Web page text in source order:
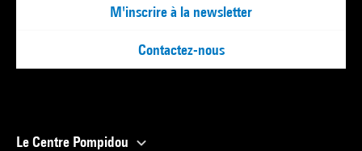
M'inscrire à la newsletter
Contactez-nous
Le Centre Pompidou